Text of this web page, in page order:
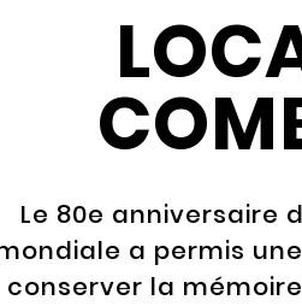
Le 80e anniversaire
a permis
conserver la